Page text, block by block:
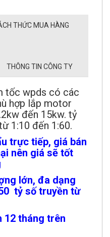
THỨC MUA HÀNG
THÔNG TIN CÔNG TY
tốc wpds có các
hợp lắp motor
đến 15kw. tỷ
1:10 đến 1:60.
trực tiếp, giá bán
nên giá sẽ tốt
lớn, đa dạng
tỷ số truyền từ
12 tháng trên